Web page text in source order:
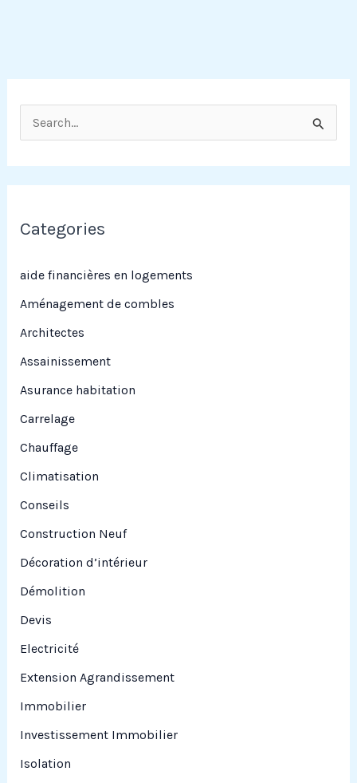
e
c
:
Categories
aide financières en logements
Aménagement de combles
Architectes
Assainissement
Asurance habitation
Carrelage
Chauffage
Climatisation
Conseils
Construction Neuf
Décoration d’intérieur
Démolition
Devis
Electricité
Extension Agrandissement
Immobilier
Investissement Immobilier
Isolation